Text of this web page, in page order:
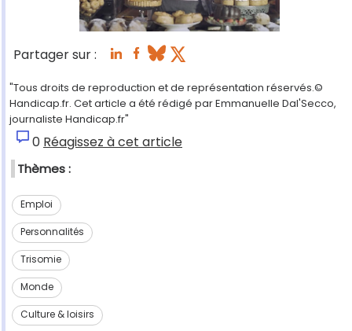
Partager sur :
"Tous droits de reproduction et de représentation réservés.©
Handicap.fr. Cet article a été rédigé par Emmanuelle Dal'Secco,
journaliste Handicap.fr"
0 Réagissez à cet article
Thèmes :
Emploi
Personnalités
Trisomie
Monde
Culture & loisirs